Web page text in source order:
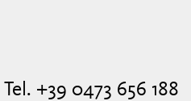
Tel. +39 0473 656 188